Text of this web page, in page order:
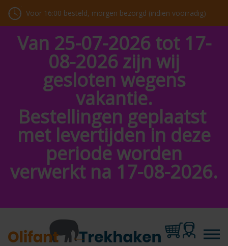
Voor 16:00 besteld, morgen bezorgd (indien voorradig)
Van 25-07-2026 tot 17-
08-2026 zijn wij
gesloten wegens
vakantie.
Bestellingen geplaatst
met levertijden in deze
periode worden
verwerkt na 17-08-2026.